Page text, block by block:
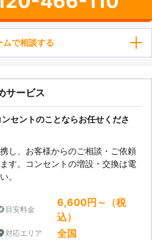
ムで相談する
サービス
セントのことならお任せくださ
し、お客様からのご相談・ご依頼
す。コンセントの増設・交換は電
。
目安料金
6,600円～（税
込）
対応エリア 全国